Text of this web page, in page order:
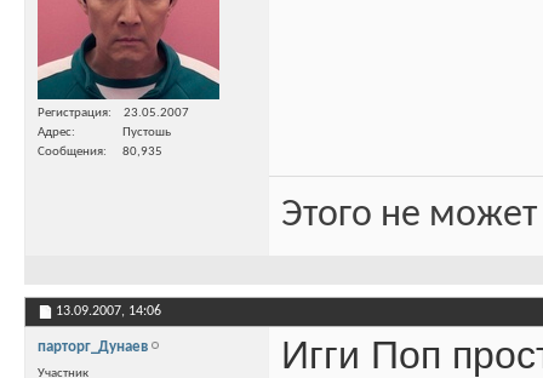
Регистрация
23.05.2007
Адрес
Пустошь
Сообщения
80,935
Этого не
13.09.2007, 14:06
парторг_Дунаев
Участник Игги Поп